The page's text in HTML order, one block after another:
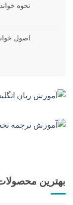
نحوه
اصول
بهترین